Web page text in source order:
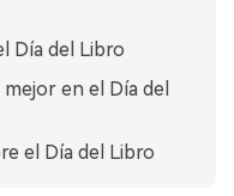
Día del Libro
en el Día del
el Día del Libro